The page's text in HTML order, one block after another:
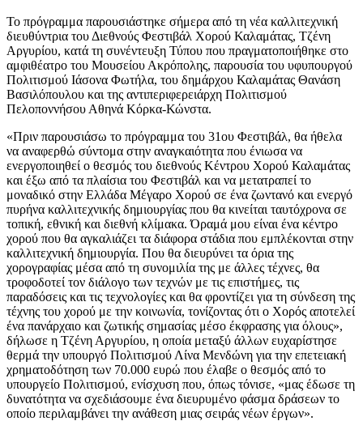
Το πρόγραμμα παρουσιάστηκε σήμερα από τη νέα καλλιτεχνική
διευθύντρια του Διεθνούς Φεστιβάλ Χορού Καλαμάτας, Τζένη
Αργυρίου, κατά τη συνέντευξη Τύπου που πραγματοποιήθηκε στο
αμφιθέατρο του Μουσείου Ακρόπολης, παρουσία του υφυπουργού
Πολιτισμού Ιάσονα Φωτήλα, του δημάρχου Καλαμάτας Θανάση
Βασιλόπουλου και της αντιπεριφερειάρχη Πολιτισμού
Πελοποννήσου Αθηνά Κόρκα-Κώνστα.
«Πριν παρουσιάσω το πρόγραμμα του 31ου Φεστιβάλ, θα ήθελα
να αναφερθώ σύντομα στην αναγκαιότητα που ένιωσα να
ενεργοποιηθεί ο θεσμός του διεθνούς Κέντρου Χορού Καλαμάτας
και έξω από τα πλαίσια του Φεστιβάλ και να μετατραπεί το
μοναδικό στην Ελλάδα Μέγαρο Χορού σε ένα ζωντανό και ενεργό
πυρήνα καλλιτεχνικής δημιουργίας που θα κινείται ταυτόχρονα σε
τοπική, εθνική και διεθνή κλίμακα. Όραμά μου είναι ένα κέντρο
χορού που θα αγκαλιάζει τα διάφορα στάδια που εμπλέκονται στην
καλλιτεχνική δημιουργία. Που θα διευρύνει τα όρια της
χορογραφίας μέσα από τη συνομιλία της με άλλες τέχνες, θα
τροφοδοτεί τον διάλογο των τεχνών με τις επιστήμες, τις
παραδόσεις και τις τεχνολογίες και θα φροντίζει για τη σύνδεση της
τέχνης του χορού με την κοινωνία, τονίζοντας ότι ο Χορός αποτελεί
ένα πανάρχαιο και ζωτικής σημασίας μέσο έκφρασης για όλους»,
δήλωσε η Τζένη Αργυρίου, η οποία μεταξύ άλλων ευχαρίστησε
θερμά την υπουργό Πολιτισμού Λίνα Μενδώνη για την επετειακή
χρηματοδότηση των 70.000 ευρώ που έλαβε ο θεσμός από το
υπουργείο Πολιτισμού, ενίσχυση που, όπως τόνισε, «μας έδωσε τη
δυνατότητα να σχεδιάσουμε ένα διευρυμένο φάσμα δράσεων το
οποίο περιλαμβάνει την ανάθεση μιας σειράς νέων έργων».